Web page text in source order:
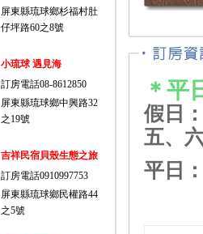
屏東縣琉球鄉杉福村肚
仔坪路60之8號
小琉球 遇見海
訂房電話08-8612850
屏東縣琉球鄉中興路32
之19號
吉祥民宿貝殼生態之旅
訂房電話0910997753
屏東縣琉球鄉民權路44
之5號
＊ 平
假日
五、
平日